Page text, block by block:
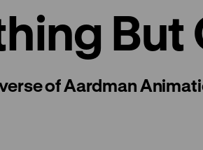
But
of Aardman